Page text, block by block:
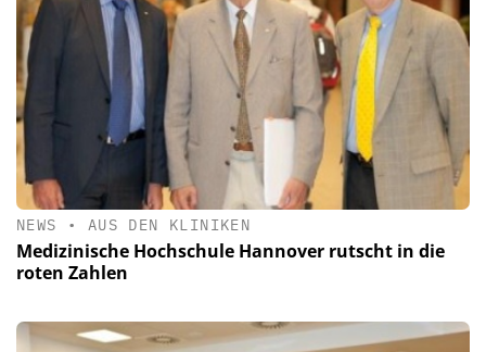
NEWS • AUS DEN KLINIKEN
Medizinische Hochschule Hannover rutscht in die
roten Zahlen